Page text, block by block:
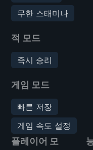
무한 스태미나
적 모드
즉시 승리
게임 모드
빠른 저장
게임 속도 설정
플레이어 모